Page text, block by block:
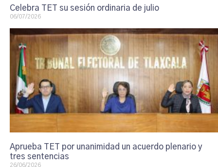
Celebra TET su sesión ordinaria de julio
06/07/2026
Aprueba TET por unanimidad un acuerdo plenario y
tres sentencias
26/06/2026